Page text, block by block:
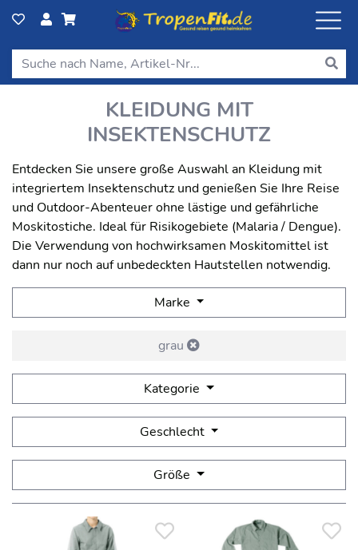
KLEIDUNG MIT
INSEKTENSCHUTZ
Entdecken Sie unsere große Auswahl an Kleidung mit
integriertem Insektenschutz und genießen Sie Ihre Reise
und Outdoor-Abenteuer ohne lästige und gefährliche
Moskitostiche. Ideal für Risikogebiete (Malaria / Dengue).
Die Verwendung von hochwirksamen Moskitomittel ist
dann nur noch auf unbedeckten Hautstellen notwendig.
Marke
grau
Kategorie
Geschlecht
Größe